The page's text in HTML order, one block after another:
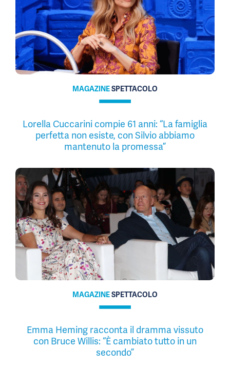
MAGAZINESPETTACOLO
Lorella Cuccarini compie 61 anni: “La famiglia
perfetta non esiste, con Silvio abbiamo
mantenuto la promessa”
MAGAZINESPETTACOLO
Emma Heming racconta il dramma vissuto
con Bruce Willis: “È cambiato tutto in un
secondo”